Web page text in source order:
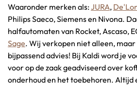
Waaronder merken als:JURA,
Philips Saeco, Siemens en Nivona.
halfautomaten van Rocket, Ascaso,
Sage. Wij verkopen niet alleen, maar
bijpassend advies! Bij Kaldi word je
voor op de zaak geadviseerd over
onderhoud en het toebehoren. Altijd